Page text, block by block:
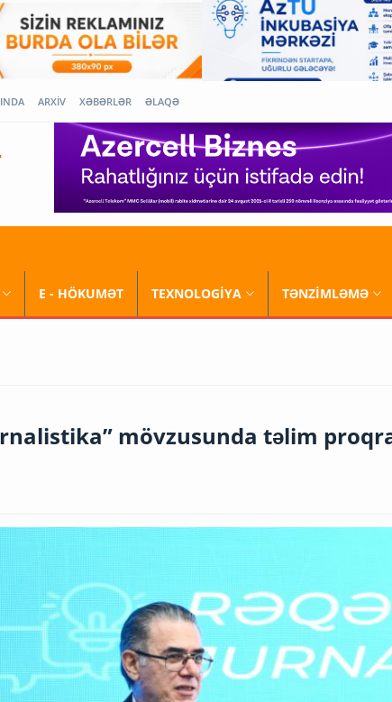
ARXİV XƏBƏRLƏR ƏLAQƏ
E - HÖKUMƏT TEXNOLOGİYA TƏNZİMLƏMƏ
mövzusunda təlim